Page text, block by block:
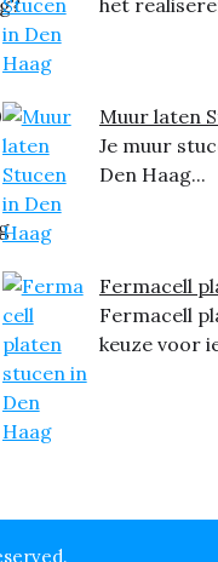
het
Muur laten
Je muur
Den Haag...
Fermacell
Fermacell
keuze voor